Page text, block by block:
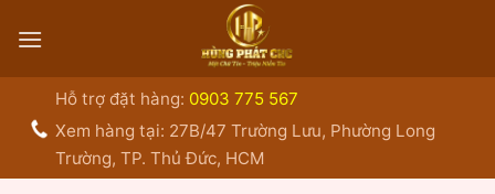
qua
Hỗ trợ đặt hàng: 0903 775 567
Xem hàng tại: 27B/47 Trường Lưu, Phường Long
Trường, TP. Thủ Đức, HCM